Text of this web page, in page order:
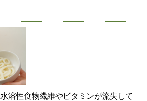
溶性食物繊維やビタミンが流失して